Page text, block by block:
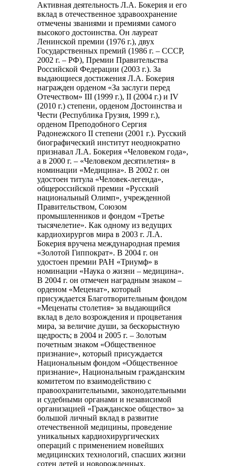
Активная деятельность Л.А. Бокерия и его
вклад в отечественное здравоохранение
отмечены званиями и премиями самого
высокого достоинства. Он лауреат
Ленинской премии (1976 г.), двух
Государственных премий (1986 г. – СССР,
2002 г. – РФ), Премии Правительства
Российской Федерации (2003 г.). За
выдающиеся достижения Л.А. Бокерия
награжден орденом «За заслуги перед
Отечеством» III (1999 г.), II (2004 г.) и IV
(2010 г.) степени, орденом Достоинства и
Чести (Республика Грузия, 1999 г.),
орденом Преподобного Сергия
Радонежского II степени (2001 г.). Русский
биографический институт неоднократно
признавал Л.А. Бокерия «Человеком года»,
а в 2000 г. – «Человеком десятилетия» в
номинации «Медицина». В 2002 г. он
удостоен титула «Человек-легенда»,
общероссийской премии «Русский
национальный Олимп», учрежденной
Правительством, Союзом
промышленников и фондом «Третье
тысячелетие». Как одному из ведущих
кардиохирургов мира в 2003 г. Л.А.
Бокерия вручена международная премия
«Золотой Гиппократ». В 2004 г. он
удостоен премии РАН «Триумф» в
номинации «Наука о жизни – медицина».
В 2004 г. он отмечен наградным знаком –
орденом «Меценат», который
присуждается Благотворительным фондом
«Меценаты столетия» за выдающийся
вклад в дело возрождения и процветания
мира, за величие души, за бескорыстную
щедрость; в 2004 и 2005 г. – Золотым
почетным знаком «Общественное
признание», который присуждается
Национальным фондом «Общественное
признание», Национальным гражданским
комитетом по взаимодействию с
правоохранительными, законодательными
и судебными органами и независимой
организацией «Гражданское общество» за
большой личный вклад в развитие
отечественной медицины, проведение
уникальных кардиохирургических
операций с применением новейших
медицинских технологий, спасших жизни
сотен детей и новорожденных,